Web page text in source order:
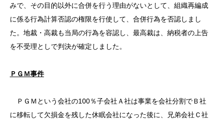
みで、その目的以外に合併を行う理由がないとして、組織再編成
に係る行為計算否認の権限を行使して、合併行為を否認しまし
た。地裁・高裁も当局の行為を容認し、最高裁は、納税者の上告
を不受理としで判決が確定しました。
ＰＧＭ事件
ＰＧＭという会社の100％子会社Ａ社は事業を会社分割でＢ社
に移転して欠損金を残した休眠会社になった後に、兄弟会社Ｃ社